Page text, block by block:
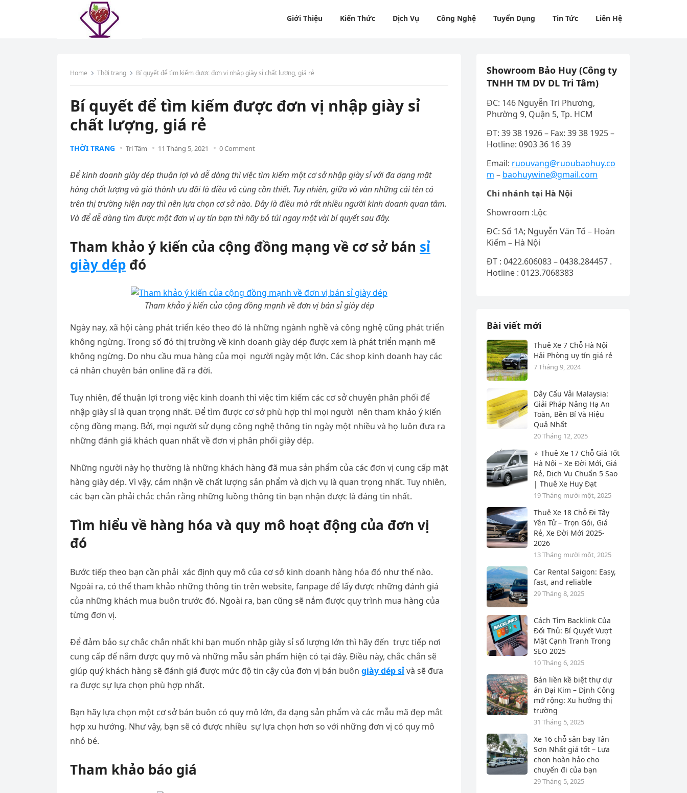
Giới Thiệu Kiến Thức Dịch Vụ Công Nghệ Tuyển Dụng Tin Tức Liên Hệ
Home Thời trang Bí quyết để tìm kiếm được đơn vị nhập giày sỉ chất lượng, giá rẻ
Bí quyết để tìm kiếm được đơn vị nhập giày sỉ
chất lượng, giá rẻ
THỜI TRANG Trí Tâm 11 Tháng 5, 2021 0 Comment
Để kinh doanh giày dép thuận lợi và dễ dàng thì việc tìm kiếm một cơ sởnhập giày sỉvới đa dạng mặt
hàng chất lượng và giá thành ưu đãi là điều vô cùng cần thiết. Tuy nhiên, giữa vô vàn những cái tên có
trên thị trường hiện nay thì nên lựa chọn cơ sở nào. Đây là điều mà rất nhiều người kinh doanh quan tâm.
Và để dễ dàng tìm được một đơn vị uy tín bạn thì hãy bỏ túi ngay một vài bí quyết sau đây.
Tham khảo ý kiến của cộng đồng mạng về cơ sở bán sỉ
giày dép đó
Tham khảo ý kiến của cộng đồng mạnh về đơn vị bán sỉ giày dép
Ngày nay, xã hội càng phát triển kéo theo đó là những ngành nghề và công nghệ cũng phát triển
không ngừng. Trong số đó thị trường về kinh doanh giày dép được xem là phát triển mạnh mẽ
không ngừng. Do nhu cầu mua hàng của mọi người ngày một lớn. Các shop kinh doanh hay các
cá nhân chuyên bán online đã ra đời.
Tuy nhiên, để thuận lợi trong việc kinh doanh thì việc tìm kiếm các cơ sở chuyên phân phối để
nhập giày sỉ là quan trọng nhất. Để tìm được cơ sở phù hợp thì mọi người nên tham khảo ý kiến
cộng đồng mạng. Bởi, mọi người sử dụng công nghệ thông tin ngày một nhiều và họ luôn đưa ra
những đánh giá khách quan nhất về đơn vị phân phối giày dép.
Những người này họ thường là những khách hàng đã mua sản phẩm của các đơn vị cung cấp mặt
hàng giày dép. Vì vậy, cảm nhận về chất lượng sản phẩm và dịch vụ là quan trọng nhất. Tuy nhiên,
các bạn cần phải chắc chắn rằng những luồng thông tin bạn nhận được là đáng tin nhất.
Tìm hiểu về hàng hóa và quy mô hoạt động của đơn vị
đó
Bước tiếp theo bạn cần phải xác định quy mô của cơ sở kinh doanh hàng hóa đó như thế nào.
Ngoài ra, có thể tham khảo những thông tin trên website, fanpage để lấy được những đánh giá
của những khách mua buôn trước đó. Ngoài ra, bạn cũng sẽ nắm được quy trình mua hàng của
từng đơn vị.
Để đảm bảo sự chắc chắn nhất khi bạn muốn nhập giày sỉ số lượng lớn thì hãy đến trực tiếp nơi
cung cấp để nắm được quy mô và những mẫu sản phẩm hiện có tại đây. Điều này, chắc chắn sẽ
giúp quý khách hàng sẽ đánh giá được mức độ tin cậy của đơn vị bán buôn giày dép sỉvà sẽ đưa
ra được sự lựa chọn phù hợp nhất.
Bạn hãy lựa chọn một cơ sở bán buôn có quy mô lớn, đa dạng sản phẩm và các mẫu mã đẹp mắt
hợp xu hướng. Như vậy, bạn sẽ có được nhiều sự lựa chọn hơn so với những đơn vị có quy mô
nhỏ bé.
Tham khảo báo giá
Showroom Bảo Huy (Công ty
TNHH TM DV DL Tri Tâm)
ĐC: 146 Nguyễn Tri Phương,
Phường 9, Quận 5, Tp. HCM
ĐT: 39 38 1926 – Fax: 39 38 1925 –
Hotline: 0903 36 16 39
Email: ruouvang@ruoubaohuy.co
m – baohuywine@gmail.com
Chi nhánh tại Hà Nội
Showroom :Lộc
ĐC: Số 1A; Nguyễn Văn Tố – Hoàn
Kiếm – Hà Nội
ĐT : 0422.606083 – 0438.284457 .
Hotline : 0123.7068383
Bài viết mới
Thuê Xe 7 Chỗ Hà Nội
Hải Phòng uy tín giá rẻ
7 Tháng 9, 2024
Dây Cẩu Vải Malaysia:
Giải Pháp Nâng Hạ An
Toàn, Bền Bỉ Và Hiệu
Quả Nhất
20 Tháng 12, 2025
⭐ Thuê Xe 17 Chỗ Giá Tốt
Hà Nội – Xe Đời Mới, Giá
Rẻ, Dịch Vụ Chuẩn 5 Sao
| Thuê Xe Huy Đạt
19 Tháng mười một, 2025
Thuê Xe 18 Chỗ Đi Tây
Yên Tử – Trọn Gói, Giá
Rẻ, Xe Đời Mới 2025-
2026
13 Tháng mười một, 2025
Car Rental Saigon: Easy,
fast, and reliable
29 Tháng 8, 2025
Cách Tìm Backlink Của
Đối Thủ: Bí Quyết Vượt
Mặt Cạnh Tranh Trong
SEO 2025
10 Tháng 6, 2025
Bán liền kề biệt thự dự
án Đại Kim – Định Công
mở rộng: Xu hướng thị
trường
31 Tháng 5, 2025
Xe 16 chỗ sân bay Tân
Sơn Nhất giá tốt – Lựa
chọn hoàn hảo cho
chuyến đi của bạn
29 Tháng 5, 2025